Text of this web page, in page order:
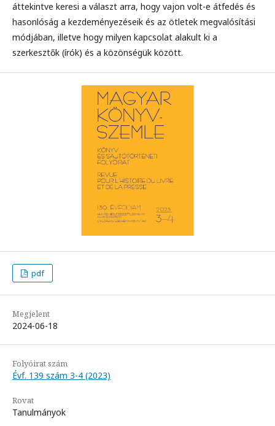
áttekintve keresi a választ arra, hogy vajon volt-e átfedés és
hasonlóság a kezdeményezéseik és az ötletek megvalósítási
módjában, illetve hogy milyen kapcsolat alakult ki a
szerkesztők (írók) és a közönségük között.
pdf
Megjelent
2024-06-18
Folyóirat szám
Évf. 139 szám 3-4 (2023)
Rovat
Tanulmányok